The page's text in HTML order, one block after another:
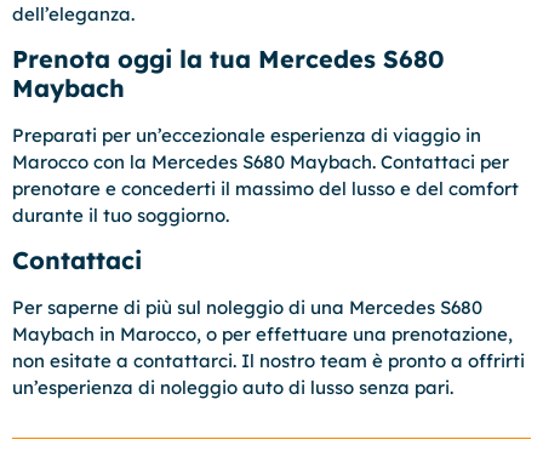
dell’eleganza.
Prenota oggi la tua Mercedes S680
Maybach
Preparati per un’eccezionale esperienza di viaggio in
Marocco con la Mercedes S680 Maybach. Contattaci per
prenotare e concederti il massimo del lusso e del comfort
durante il tuo soggiorno.
Contattaci
Per saperne di più sul noleggio di una Mercedes S680
Maybach in Marocco, o per effettuare una prenotazione,
non esitate a contattarci. Il nostro team è pronto a offrirti
un’esperienza di noleggio auto di lusso senza pari.